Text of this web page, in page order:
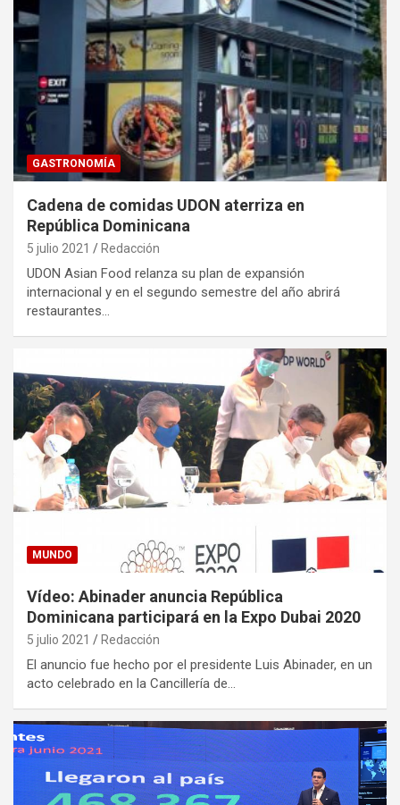
GASTRONOMÍA
Cadena de comidas UDON aterriza en
República Dominicana
5 julio 2021 Redacción
UDON Asian Food relanza su plan de expansión
internacional y en el segundo semestre del año abrirá
restaurantes…
MUNDO
Vídeo: Abinader anuncia República
Dominicana participará en la Expo Dubai 2020
5 julio 2021 Redacción
El anuncio fue hecho por el presidente Luis Abinader, en un
acto celebrado en la Cancillería de…